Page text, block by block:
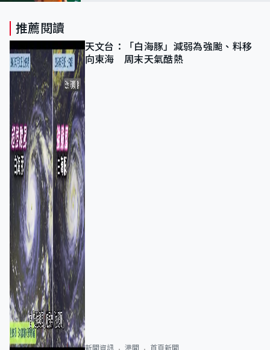
推薦閱讀
天文台：「白海豚」減弱為強颱、料移
向東海 周末天氣酷熱
新聞資訊 港聞 首頁新聞